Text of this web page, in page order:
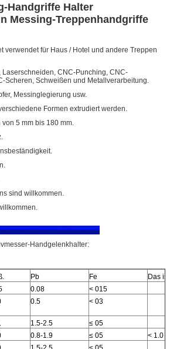
Handgriffe Halter
Messing-Treppenhandgriffe
verwendet für Haus / Hotel und andere Treppen
Laserschneiden, CNC-Punching, CNC-
Scheren, Schweißen und Metallverarbeitung.
Messinglegierung usw.
Formen extrudiert werden.
5 mm bis 180 mm.
sind willkommen.
Handgelenkhalter:
Pb Fe
Das
0.08
< 015
0.5 < 03
1.5-2.5
≤ 05
0.8-1.9 ≤ 05
< 1.0